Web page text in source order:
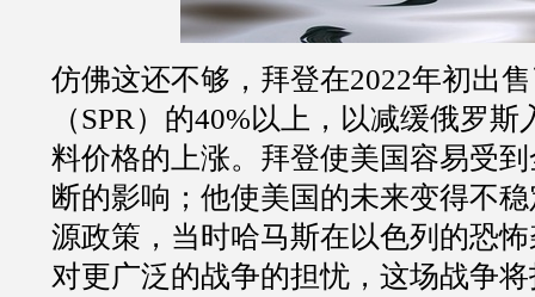
仿佛这还不够，拜登在2022年初出
（SPR）的40%以上，以减缓俄罗
料价格的上涨。拜登使美国容易受
断的影响；他使美国的未来变得不
源政策，当时哈马斯在以色列的恐
对更广泛的战争的担忧，这场战争